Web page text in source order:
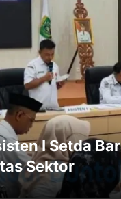
I Setda
Sektor